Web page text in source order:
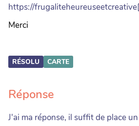
https://
Merci
RÉSOLU CARTE
Réponse
J'ai ma réponse, il suffit de place